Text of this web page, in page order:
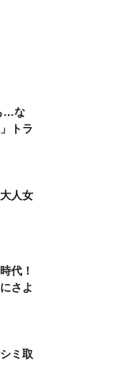
…な
トラ
人女
代！
さよ
ミ取